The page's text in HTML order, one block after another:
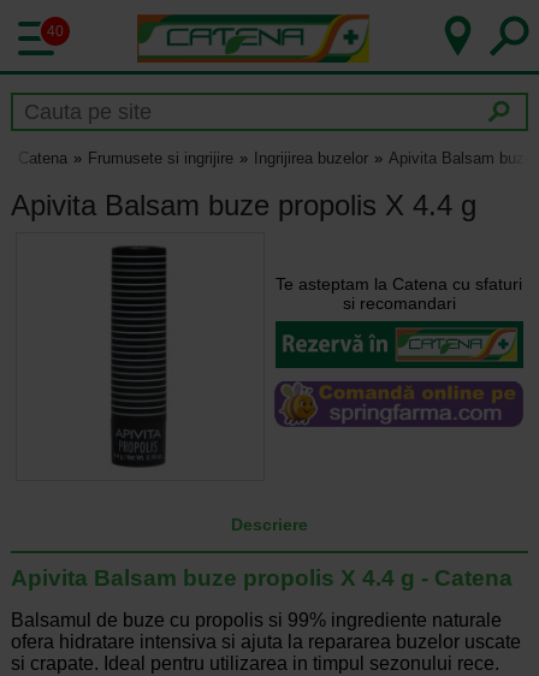
40
Catena Frumusete si ingrijire Ingrijirea buzelor Apivita Balsam buze
Apivita Balsam buze propolis X 4.4 g
Te asteptam la Catena cu sfaturi
si recomandari
Descriere
Apivita Balsam buze propolis X 4.4 g - Catena
Balsamul de buze cu propolis si 99% ingrediente naturale
ofera hidratare intensiva si ajuta la repararea buzelor uscate
si crapate. Ideal pentru utilizarea in timpul sezonului rece.